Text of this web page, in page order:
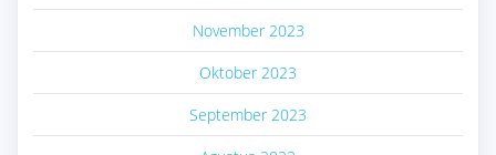
November 2023
Oktober 2023
September 2023